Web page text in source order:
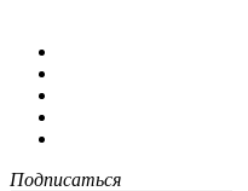
Подписаться